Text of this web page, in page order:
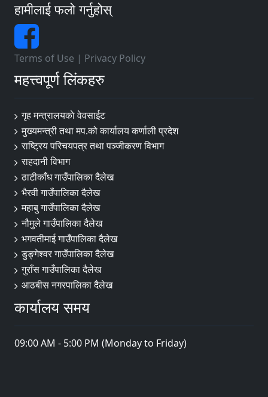
हामीलाई फलो गर्नुहोस्
Terms of Use | Privacy Policy
महत्त्वपूर्ण लिंकहरु
गृह मन्त्रालयकाे वेवसाईट
मुख्यमन्त्री तथा मप.को कार्यालय कर्णाली प्रदेश
राष्ट्रिय परिचयपत्र तथा पञ्जीकरण विभाग
राहदानी विभाग
ठाटीकाँध गाउँपालिका दैलेख
भैरवी गाउँपालिका दैलेख
महाबु गाउँपालिका दैलेख
नौमुले गाउँपालिका दैलेख
भगवतीमाई गाउँपालिका दैलेख
डुङ्गेश्वर गाउँपालिका दैलेख
गुराँस गाउँपालिका दैलेख
आठबीस नगरपालिका दैलेख
कार्यालय समय
09:00 AM - 5:00 PM (Monday to Friday)